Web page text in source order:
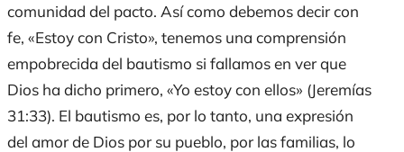
comunidad del pacto. Así como debemos decir con
fe, «Estoy con Cristo», tenemos una comprensión
empobrecida del bautismo si fallamos en ver que
Dios ha dicho primero, «Yo estoy con ellos» (Jeremías
31:33). El bautismo es, por lo tanto, una expresión
del amor de Dios por su pueblo, por las familias, lo